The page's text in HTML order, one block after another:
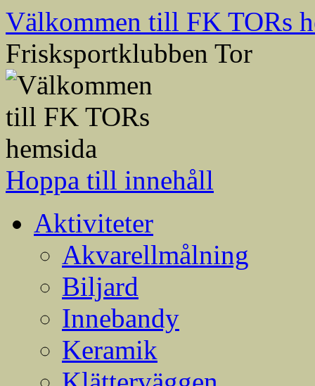
Välkommen till FK TORs
Frisksportklubben Tor
Hoppa till innehåll
Aktiviteter
Akvarellmålning
Biljard
Innebandy
Keramik